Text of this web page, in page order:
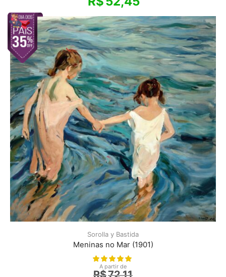
Sorolla y Bastida
Meninas no Mar (1901)
A partir de
R$72,11